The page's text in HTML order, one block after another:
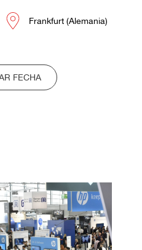
Frankfurt (Alemania)
FECHA